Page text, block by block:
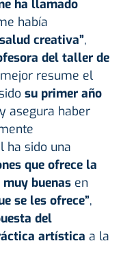
ha llamado
había
creativa”,
del taller de
resume el
su primer año
y asegura haber
ha sido una
que ofrece la
muy buenas en
se les ofrece”,
del
artística a la